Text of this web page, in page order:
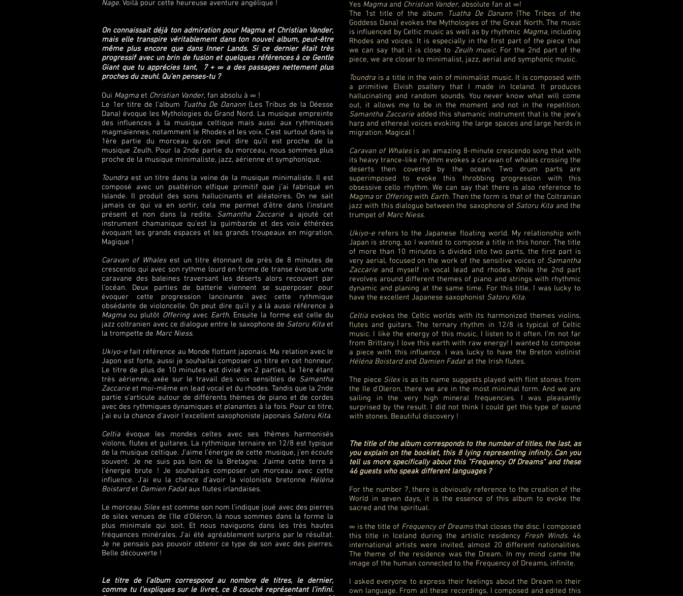
Nage. Voilà pour cette heureuse aventure angélique !
On connaissait déjà ton admiration pour Magma et Christian Vander,
mais elle transpire véritablement dans ton nouvel album, peut-être
même plus encore que dans Inner Lands. Si ce dernier était très
progressif avec un brin de fusion et quelques références à ce Gentle
Giant que tu apprécies tant, 7 + ∞ a des passages nettement plus
proches du zeuhl. Qu’en penses-tu ?
Oui Magma et Christian Vander, fan absolu à ∞ !
Le 1er titre de l’album Tuatha De Danann (Les Tribus de la Déesse
Dana) évoque les Mythologies du Grand Nord. La musique empreinte
des influences à la musique celtique mais aussi aux rythmiques
magmaïennes, notamment le Rhodes et les voix. C’est surtout dans la
1ère partie du morceau qu’on peut dire qu’il est proche de la
musique Zeulh. Pour la 2nde partie du morceau, nous sommes plus
proche de la musique minimaliste, jazz, aérienne et symphonique.
Toundra est un titre dans la veine de la musique minimaliste. Il est
composé avec un psaltérion elfique primitif que j’ai fabriqué en
Islande. Il produit des sons hallucinants et aléatoires. On ne sait
jamais ce qui va en sortir, cela me permet d’être dans l’instant
présent et non dans la redite. Samantha Zaccarie a ajouté cet
instrument chamanique qu’est la guimbarde et des voix éthérées
évoquant les grands espaces et les grands troupeaux en migration.
Magique !
Caravan of Whalesest un titre étonnant de près de 8 minutes de
crescendo qui avec son rythme lourd en forme de transe évoque une
caravane des baleines traversant les déserts alors recouvert par
l’océan. Deux parties de batterie viennent se superposer pour
évoquer cette progression lancinante avec cette rythmique
obsédante de violoncelle. On peut dire qu’il y a là aussi référence à
Magma ou plutôt Offering avec Earth. Ensuite la forme est celle du
jazz coltranien avec ce dialogue entre le saxophone de Satoru Kitaet
la trompette de Marc Niess.
Ukiyo-e fait référence au Monde flottant japonais. Ma relation avec le
Japon est forte, aussi je souhaitai composer un titre en cet honneur.
Le titre de plus de 10 minutes est divisé en 2 parties, la 1ère étant
très aérienne, axée sur le travail des voix sensibles de Samantha
Zaccarie et moi-même en lead vocal et du rhodes. Tandis que la 2nde
partie s’articule autour de différents thèmes de piano et de cordes
avec des rythmiques dynamiques et planantes à la fois. Pour ce titre,
j’ai eu la chance d’avoir l’excellent saxophoniste japonais Satoru Kita.
Celtia évoque les mondes celtes avec ses thèmes harmonisés
violons, flutes et guitares. La rythmique ternaire en 12/8 est typique
de la musique celtique. J’aime l’énergie de cette musique, j’en écoute
souvent. Je ne suis pas loin de la Bretagne. J’aime cette terre à
l’énergie brute ! Je souhaitais composer un morceau avec cette
influence. J’ai eu la chance d’avoir la violoniste bretonne Héléna
Boistardet Damien Fadataux flutes irlandaises.
Le morceau Silexest comme son nom l’indique joué avec des pierres
de silex venues de l’Ile d’Oléron, là nous sommes dans la forme la
plus minimale qui soit. Et nous naviguons dans les très hautes
fréquences minérales. J’ai été agréablement surpris par le résultat.
Je ne pensais pas pouvoir obtenir ce type de son avec des pierres.
Belle découverte !
Le titre de l’album correspond au nombre de titres, le dernier,
comme tu l’expliques sur le livret, ce 8 couché représentant l’infini.
Yes Magma and Christian Vander, absolute fan at ∞!
The 1st title of the album
Tuatha De Danann(The Tribes of the
Goddess Dana) evokes the Mythologies of the Great North. The music
is influenced by Celtic music as well as by rhythmic Magma, including
Rhodes and voices. It is especially in the first part of the piece that
we can say that it is close to Zeulh music. For the 2nd part of the
piece, we are closer to minimalist, jazz, aerial and symphonic music.
Toundra is a title in the vein of minimalist music. It is composed with
a primitive Elvish psaltery that I made in Iceland. It produces
hallucinating and random sounds. You never know what will come
out, it allows me to be in the moment and not in the repetition.
Samantha Zaccarieadded this shamanic instrument that is the jew's
harp and ethereal voices evoking the large spaces and large herds in
migration. Magical !
Caravan of Whalesis an amazing 8-minute crescendo song that with
its heavy trance-like rhythm evokes a caravan of whales crossing the
deserts then covered by the ocean. Two drum parts are
superimposed to evoke this throbbing progression with this
obsessive cello rhythm. We can say that there is also reference to
Magma or Offeringwith Earth. Then the form is that of the Coltranian
jazz with this dialogue between the saxophone of Satoru Kita and the
trumpet of Marc Niess.
Ukiyo-e refers to the Japanese floating world. My relationship with
Japan is strong, so I wanted to compose a title in this honor. The title
of more than 10 minutes is divided into two parts, the first part is
very aerial, focused on the work of the sensitive voices of Samantha
Zaccarie and myself in vocal lead and rhodes. While the 2nd part
revolves around different themes of piano and strings with rhythmic
dynamic and planing at the same time. For this title, I was lucky to
have the excellent Japanese saxophonist Satoru Kita.
Celtia evokes the Celtic worlds with its harmonized themes violins,
flutes and guitars. The ternary rhythm in 12/8 is typical of Celtic
music. I like the energy of this music, I listen to it often. I'm not far
from Brittany. I love this earth with raw energy! I wanted to compose
a piece with this influence. I was lucky to have the Breton violinist
Héléna Boistardand Damien Fadatat the Irish flutes.
The piece Silexis as its name suggests played with flint stones from
the Ile d'Oleron, there we are in the most minimal form. And we are
sailing in the very high mineral frequencies. I was pleasantly
surprised by the result. I did not think I could get this type of sound
with stones. Beautiful discovery !
The title of the album corresponds to the number of titles, the last, as
you explain on the booklet, this 8 lying representing infinity. Can you
tell us more specifically about this "Frequency Of Dreams" and these
46 guests who speak different languages ?
For the number 7, there is obviously reference to the creation of the
World in seven days, it is the essence of this album to evoke the
sacred and the spiritual.
∞ is the title of Frequency of Dreamsthat closes the disc. I composed
this title in Iceland during the artistic residency Fresh Winds. 46
international artists were invited, almost 20 different nationalities.
The theme of the residence was the Dream. In my mind came the
image of the human connected to the Frequency of Dreams, infinite.
I asked everyone to express their feelings about the Dream in their
own language. From all these recordings, I composed and edited this